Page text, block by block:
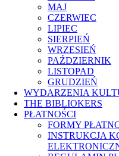
MAJ
CZERWIEC
LIPIEC
SIERPIEŃ
WRZESIEŃ
PAŹDZIERNIK
LISTOPAD
GRUDZIEŃ
WYDARZENIA
THE BIBLIOKERS
PŁATNOŚCI
FORMY
INSTRUKCJA